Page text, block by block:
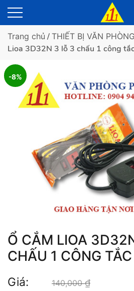
Trang chủ / THIẾT BỊ VĂN PHÒNG
Lioa 3D32N 3 lỗ 3 chấu 1 công
-8%
Ổ CẮM LIOA
CHẤU 1 CÔNG TẮC
Giá: 140,000₫